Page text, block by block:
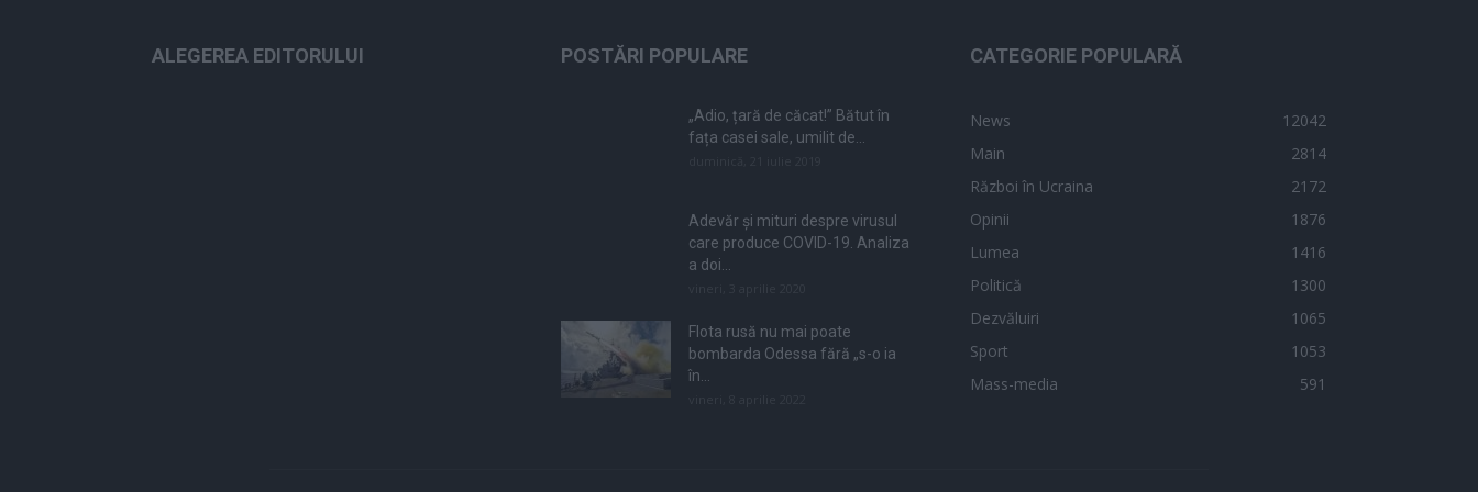
ALEGEREA EDITORULUI POSTĂRI POPULARE
„Adio, țară de căcat!” Bătut în
fața casei sale, umilit de...
Adevăr și mituri despre virusul
care produce COVID-19. Analiza
a doi...
Flota rusă nu mai poate
bombarda Odessa fără „s-o ia
în...
CATEGORIE POPULARĂ
News
12042
Main
2814
Război în Ucraina
2172
Opinii
1876
Lumea
1416
Politică
1300
Dezvăluiri
1065
Sport
1053
Mass-media
591